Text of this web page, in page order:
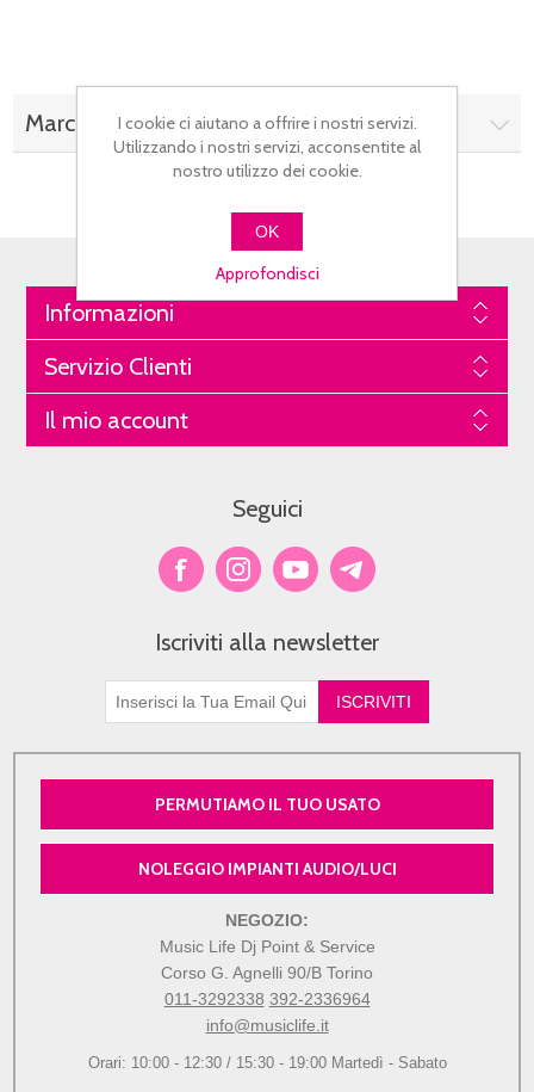
Marchi
Informazioni
Servizio Clienti
Il mio account
Seguici
Iscriviti alla newsletter
PERMUTIAMO IL TUO USATO
NOLEGGIO IMPIANTI AUDIO/LUCI
NEGOZIO:
Music Life Dj Point & Service
Corso G. Agnelli 90/B Torino
011-3292338 392-2336964
info@musiclife.it
Orari: 10:00 - 12:30 / 15:30 - 19:00 Martedì - Sabato
I cookie ci aiutano a offrire i nostri servizi.
Utilizzando i nostri servizi, acconsentite al
nostro utilizzo dei cookie.
OK
Approfondisci